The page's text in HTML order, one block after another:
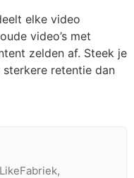
elke video
video’s met
zelden af. Steek je
retentie dan